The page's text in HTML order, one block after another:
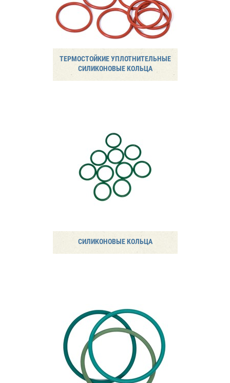
ТЕРМОСТОЙКИЕ УПЛОТНИТЕЛЬНЫЕ
СИЛИКОНОВЫЕ КОЛЬЦА
СИЛИКОНОВЫЕ КОЛЬЦА